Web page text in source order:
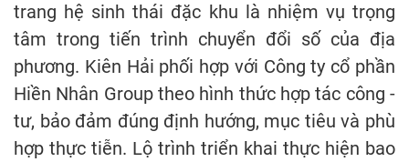
trang hệ sinh thái đặc khu là nhiệm vụ trọng
tâm trong tiến trình chuyển đổi số của địa
phương. Kiên Hải phối hợp với Công ty cổ phần
Hiền Nhân Group theo hình thức hợp tác công -
tư, bảo đảm đúng định hướng, mục tiêu và phù
hợp thực tiễn. Lộ trình triển khai thực hiện bao